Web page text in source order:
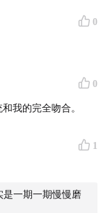
0
0
我的完全吻合。
1
一期一期慢慢磨